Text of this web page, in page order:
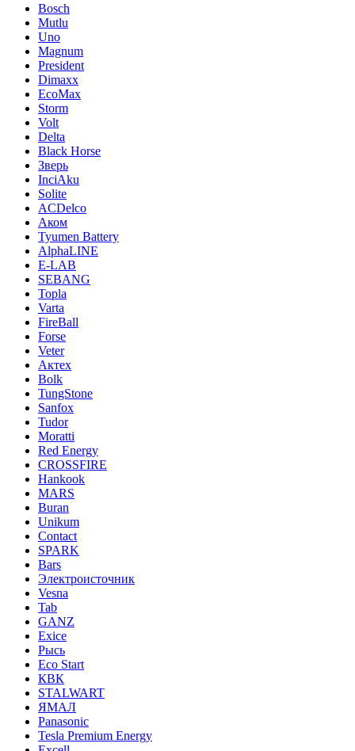
Bosch
Mutlu
Uno
Magnum
President
Dimaxx
EcoMax
Storm
Volt
Delta
Black Horse
Зверь
InciAku
Solite
ACDelco
Аком
Tyumen Battery
AlphaLINE
E-LAB
SEBANG
Topla
Varta
FireBall
Forse
Veter
Актех
Bolk
TungStone
Sanfox
Tudor
Moratti
Red Energy
CROSSFIRE
Hankook
MARS
Buran
Unikum
Contact
SPARK
Bars
Электроисточник
Vesna
Tab
GANZ
Exice
Рысь
Eco Start
КВК
STALWART
ЯМАЛ
Panasonic
Tesla Premium Energy